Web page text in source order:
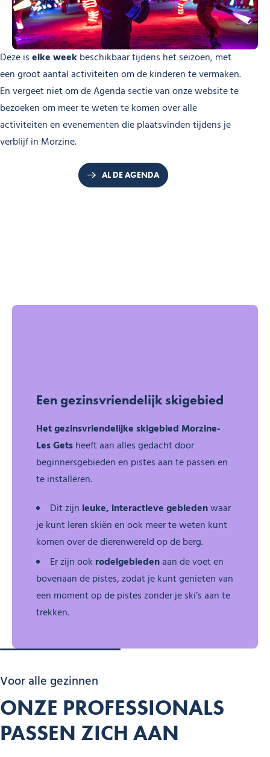
Deze iselke weekbeschikbaar tijdens het seizoen, met
een groot aantal activiteiten om de kinderen te vermaken.
En vergeet niet om de Agenda sectie van onze website te
bezoeken om meer te weten te komen over alle
activiteiten en evenementen die plaatsvinden tijdens je
verblijf in Morzine.
AL DE AGENDA
Een gezinsvriendelijk skigebied
Het gezinsvriendelijke skigebied Morzine-
Les Getsheeft aan alles gedacht door
beginnersgebieden en pistes aan te passen en
te installeren.
Dit zijn leuke, interactieve gebiedenwaar
je kunt leren skiën en ook meer te weten kunt
komen over de dierenwereld op de berg.
Er zijn ook rodelgebiedenaan de voet en
bovenaan de pistes, zodat je kunt genieten van
een moment op de pistes zonder je ski’s aan te
trekken.
Voor alle gezinnen
ONZE PROFESSIONALS
PASSEN ZICH AAN